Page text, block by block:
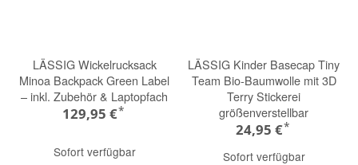
LÄSSIG Wickelrucksack
Minoa Backpack Green Label
– inkl. Zubehör & Laptopfach
129,95 €*
Sofort verfügbar
LÄSSIG Kinder Basecap Tiny
Team Bio-Baumwolle mit 3D
Terry Stickerei
größenverstellbar
24,95 €*
Sofort verfügbar